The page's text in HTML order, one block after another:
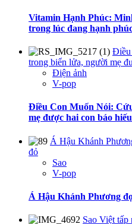
Vitamin Hạnh Phúc:
trong lúc đang hạnh
Điều
trong biển lửa, người mẹ
Điện ảnh
V-pop
Điều Con Muốn Nói:
mẹ được hai con báo
Á Hậu Khánh
đỏ
Sao
V-pop
Á Hậu Khánh Phương
Sao Việt tấp